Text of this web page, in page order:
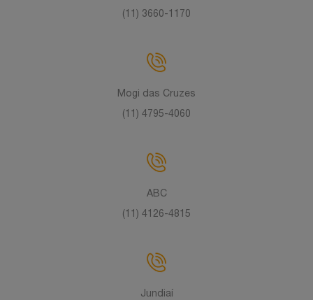
(11) 3660-1170
Mogi das Cruzes
(11) 4795-4060
ABC
(11) 4126-4815
Jundiaí